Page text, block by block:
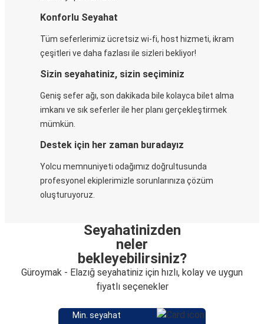
Konforlu Seyahat
Tüm seferlerimiz ücretsiz wi-fi, host hizmeti, ikram
çeşitleri ve daha fazlası ile sizleri bekliyor!
Sizin seyahatiniz, sizin seçiminiz
Geniş sefer ağı, son dakikada bile kolayca bilet alma
imkanı ve sık seferler ile her planı gerçekleştirmek
mümkün.
Destek için her zaman buradayız
Yolcu memnuniyeti odağımız doğrultusunda
profesyonel ekiplerimizle sorunlarınıza çözüm
oluşturuyoruz.
Seyahatinizden
neler
bekleyebilirsiniz?
Güroymak - Elazığ seyahatiniz için hızlı, kolay ve uygun
fiyatlı seçenekler
Min. seyahat